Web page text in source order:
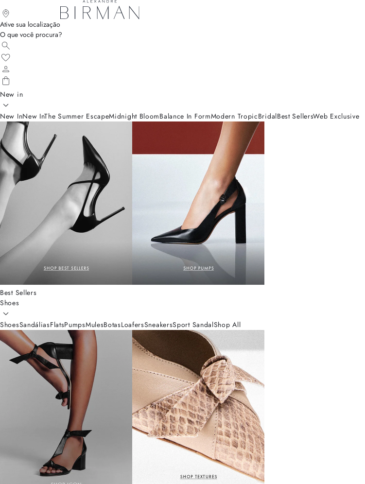
Ative sua localização
O que você procura?
New in
New InNew InThe Summer EscapeMidnight BloomBalance In FormModern TropicBridalBest SellersWeb Exclusive
Best Sellers
Shoes
ShoesSandáliasFlatsPumpsMulesBotasLoafersSneakersSport SandalShop All